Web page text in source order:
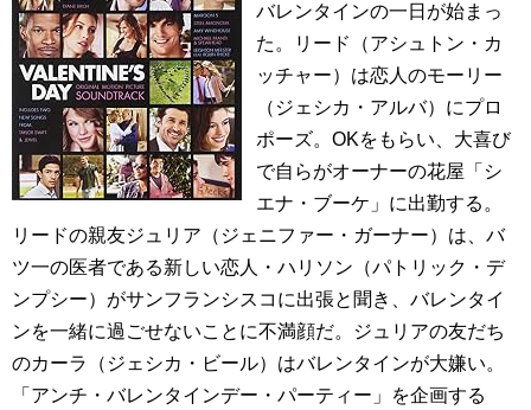
バレンタインの一日が始まっ
た。リード（アシュトン・カ
ッチャー）は恋人のモーリー
（ジェシカ・アルバ）にプロ
ポーズ。OKをもらい、大喜び
で自らがオーナーの花屋「シ
エナ・ブーケ」に出勤する。
リードの親友ジュリア（ジェニファー・ガーナー）は、バ
ツ一の医者である新しい恋人・ハリソン（パトリック・デ
ンプシー）がサンフランシスコに出張と聞き、バレンタイ
ンを一緒に過ごせないことに不満顔だ。ジュリアの友だち
のカーラ（ジェシカ・ビール）はバレンタインが大嫌い。
「アンチ・バレンタインデー・パーティー」を企画する